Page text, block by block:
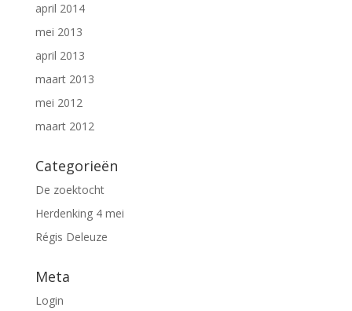
april 2014
mei 2013
april 2013
maart 2013
mei 2012
maart 2012
Categorieën
De zoektocht
Herdenking 4 mei
Régis Deleuze
Meta
Login